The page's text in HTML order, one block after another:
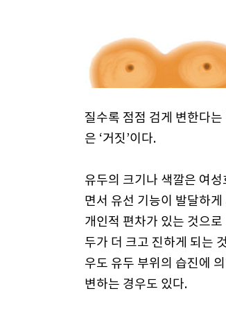
질수록 점점 검게 변한다
은 ‘거짓’이다.
유두의 크기나 색깔은 여
면서 유선 기능이 발달하
개인적 편차가 있는 것으
두가 더 크고 진하게 되는
우도 유두 부위의 습진에
변하는 경우도 있다.